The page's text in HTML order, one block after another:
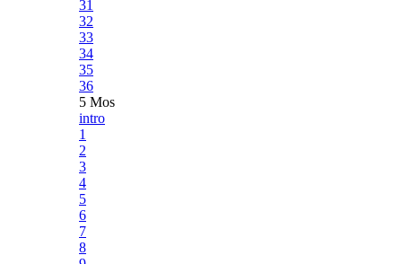
31
32
33
34
35
36
5 Mos
intro
1
2
3
4
5
6
7
8